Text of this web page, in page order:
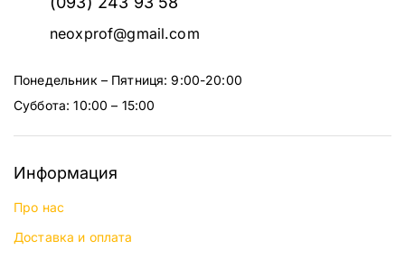
neoxprof@gmail.com
Понедельник – Пятниця: 9:00-20:00
Суббота: 10:00 – 15:00
Информация
Про нас
Доставка и оплата